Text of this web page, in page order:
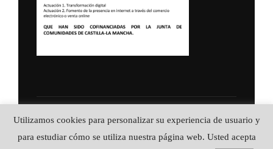
Política de Privacidad
Copyright © 2026 ALFA CUCHILLERIA ::
Utilizamos cookies para personalizar su experiencia de usuario y
para estudiar cómo se utiliza nuestra página web. Usted acepta